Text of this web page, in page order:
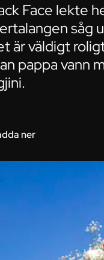
Face lekte
såg
är väldigt
pappa vann
ner